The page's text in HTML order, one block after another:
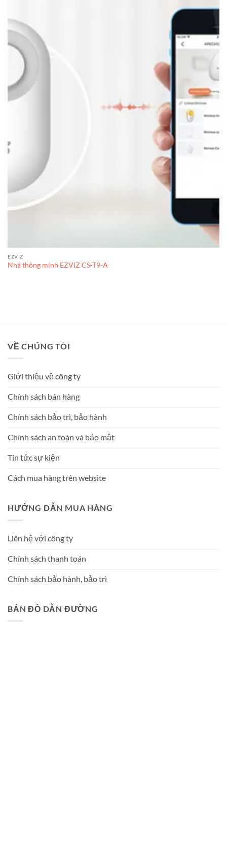
EZVIZ
Nhà thông minh EZVIZ CS-T9-A
VỀ CHÚNG TÔI
Giới thiệu về công ty
Chính sách bán hàng
Chính sách bảo trì, bảo hành
Chính sách an toàn và bảo mật
Tin tức sự kiện
Cách mua hàng trên website
HƯỚNG DẪN MUA HÀNG
Liên hệ với công ty
Chính sách thanh toán
Chính sách bảo hành, bảo trì
BẢN ĐỒ DẪN ĐƯỜNG